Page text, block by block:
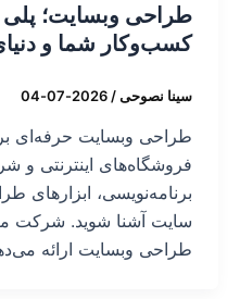
طراحی وبسایت؛ پلی
کسب‌وکار شما و
سینا نصوحی/
2026-07-04
طراحی وبسایت حرفه‌ای
فروشگاه‌های اینترنتی و
برنامه‌نویسی، ابزارهای
سایت آشنا شوید. شرکت
طراحی وبسایت ارائه